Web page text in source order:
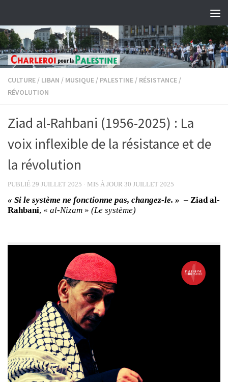
CULTURE / LIBAN / MUSIQUE / PALESTINE / RÉSISTANCE /
RÉVOLUTION
Ziad al-Rahbani (1956-2025) : La
voix inflexible de la résistance et de
la révolution
PUBLIÉ 29 JUILLET 2025 · MIS À JOUR 30 JUILLET 2025
« Si le système ne fonctionne pas, changez-le. » – Ziad al-
Rahbani, « al-Nizam » (Le système)